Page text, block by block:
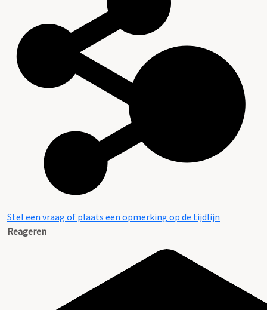
Stel een vraag of plaats een opmerking op de tijdlijn
Reageren